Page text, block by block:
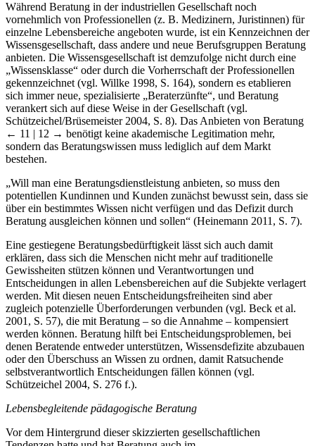
Während Beratung in der industriellen Gesellschaft noch
vornehmlich von Professionellen (z. B. Medizinern, Juristinnen) für
einzelne Lebensbereiche angeboten wurde, ist ein Kennzeichnen der
Wissensgesellschaft, dass andere und neue Berufsgruppen Beratung
anbieten. Die Wissensgesellschaft ist demzufolge nicht durch eine
„Wissensklasse“ oder durch die Vorherrschaft der Professionellen
gekennzeichnet (vgl. Willke 1998, S. 164), sondern es etablieren
sich immer neue, spezialisierte „Beraterzünfte“, und Beratung
verankert sich auf diese Weise in der Gesellschaft (vgl.
Schützeichel/Brüsemeister 2004, S. 8). Das Anbieten von Beratung
← 11 | 12 → benötigt keine akademische Legitimation mehr,
sondern das Beratungswissen muss lediglich auf dem Markt
bestehen.
„Will man eine Beratungsdienstleistung anbieten, so muss den
potentiellen Kundinnen und Kunden zunächst bewusst sein, dass sie
über ein bestimmtes Wissen nicht verfügen und das Defizit durch
Beratung ausgleichen können und sollen“ (Heinemann 2011, S. 7).
Eine gestiegene Beratungsbedürftigkeit lässt sich auch damit
erklären, dass sich die Menschen nicht mehr auf traditionelle
Gewissheiten stützen können und Verantwortungen und
Entscheidungen in allen Lebensbereichen auf die Subjekte verlagert
werden. Mit diesen neuen Entscheidungsfreiheiten sind aber
zugleich potenzielle Überforderungen verbunden (vgl. Beck et al.
2001, S. 57), die mit Beratung – so die Annahme – kompensiert
werden können. Beratung hilft bei Entscheidungsproblemen, bei
denen Beratende entweder unterstützen, Wissensdefizite abzubauen
oder den Überschuss an Wissen zu ordnen, damit Ratsuchende
selbstverantwortlich Entscheidungen fällen können (vgl.
Schützeichel 2004, S. 276 f.).
Lebensbegleitende pädagogische Beratung
Vor dem Hintergrund dieser skizzierten gesellschaftlichen